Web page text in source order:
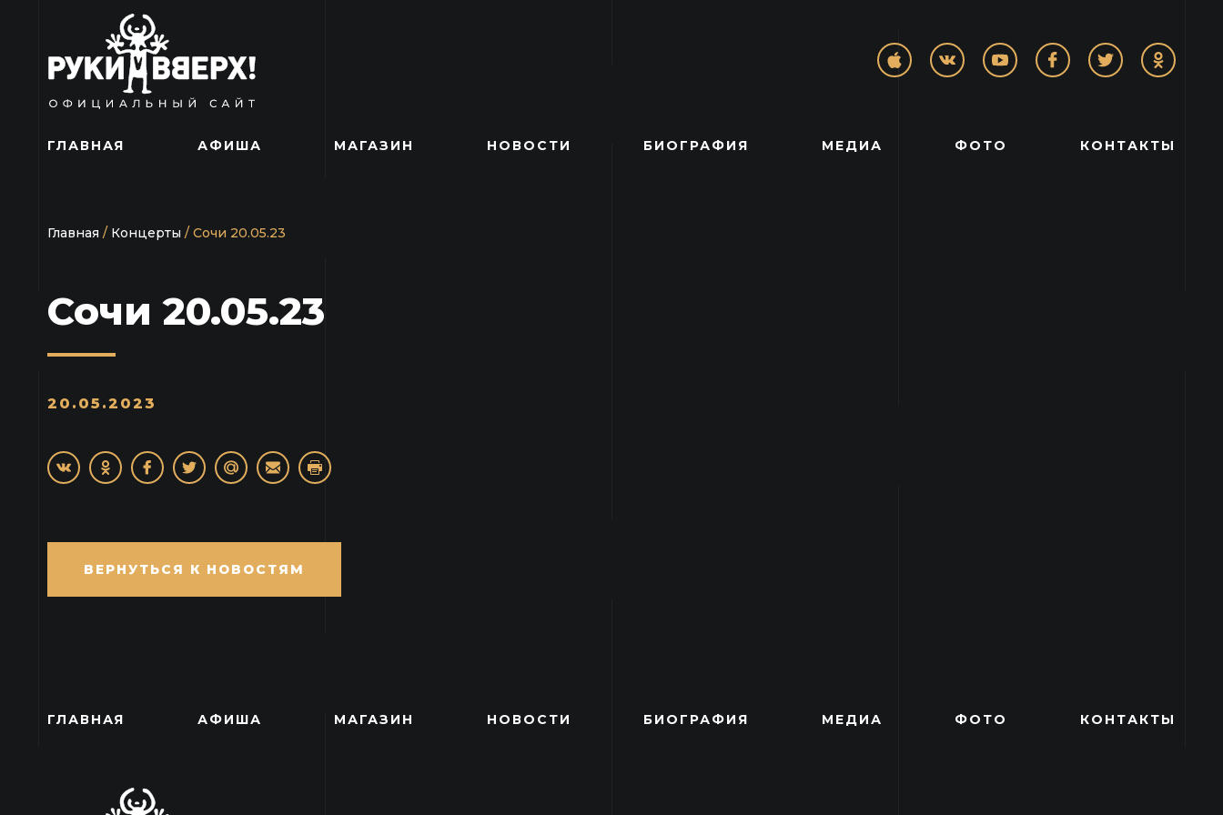
ГЛАВНАЯ АФИША МАГАЗИН НОВОСТИ БИОГРАФИЯ МЕДИА ФОТО КОНТАКТЫ
Главная / Концерты / Сочи 20.05.23
Сочи 20.05.23
20.05.2023
ВЕРНУТЬСЯ К НОВОСТЯМ
ГЛАВНАЯ АФИША МАГАЗИН НОВОСТИ БИОГРАФИЯ МЕДИА ФОТО КОНТАКТЫ